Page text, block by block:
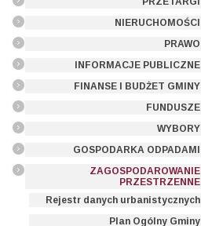
NIERUCHOMOŚCI
PRAWO
INFORMACJE PUBLICZNE
FINANSE I BUDŻET GMINY
FUNDUSZE
WYBORY
GOSPODARKA ODPADAMI
ZAGOSPODAROWANIE
PRZESTRZENNE
Rejestr danych urbanistycznych
Plan Ogólny Gminy